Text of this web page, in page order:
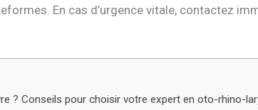
En cas d’urgence vitale, contactez
? Conseils pour choisir votre expert en oto-rhino-